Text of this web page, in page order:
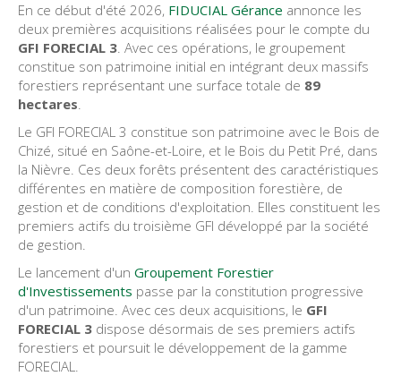
En ce début d'été 2026, FIDUCIAL Gérance annonce les
deux premières acquisitions réalisées pour le compte du
GFI FORECIAL 3. Avec ces opérations, le groupement
constitue son patrimoine initial en intégrant deux massifs
forestiers représentant une surface totale de 89
hectares.
Le GFI FORECIAL 3 constitue son patrimoine avec le Bois de
Chizé, situé en Saône-et-Loire, et le Bois du Petit Pré, dans
la Nièvre. Ces deux forêts présentent des caractéristiques
différentes en matière de composition forestière, de
gestion et de conditions d'exploitation. Elles constituent les
premiers actifs du troisième GFI développé par la société
de gestion.
Le lancement d'un Groupement Forestier
d'Investissements passe par la constitution progressive
d'un patrimoine. Avec ces deux acquisitions, le GFI
FORECIAL 3 dispose désormais de ses premiers actifs
forestiers et poursuit le développement de la gamme
FORECIAL.